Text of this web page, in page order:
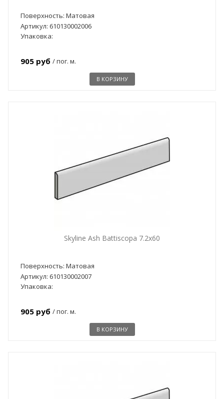
Поверхность: Матовая
Артикул: 610130002006
Упаковка:
905 руб / пог. м.
В КОРЗИНУ
Skyline Ash Battiscopa 7.2x60
Поверхность: Матовая
Артикул: 610130002007
Упаковка:
905 руб / пог. м.
В КОРЗИНУ